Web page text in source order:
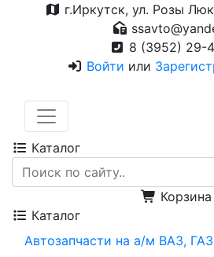
г.Иркутск, ул. Розы
8 (3952) 29-
Войти или
Каталог
Корзина
Каталог
Автозапчасти на а/м ВАЗ,